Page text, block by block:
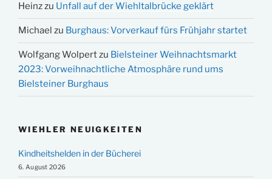
Heinzzu Unfall auf der Wiehltalbrücke geklärt
Michael zu Burghaus: Vorverkauf fürs Frühjahr startet
Wolfgang Wolpertzu Bielsteiner Weihnachtsmarkt
2023: Vorweihnachtliche Atmosphäre rund ums
Bielsteiner Burghaus
WIEHLER NEUIGKEITEN
Kindheitshelden in der Bücherei
6. August 2026